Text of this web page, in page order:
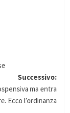
Successivo:
ma entra
Ecco l’ordinanza